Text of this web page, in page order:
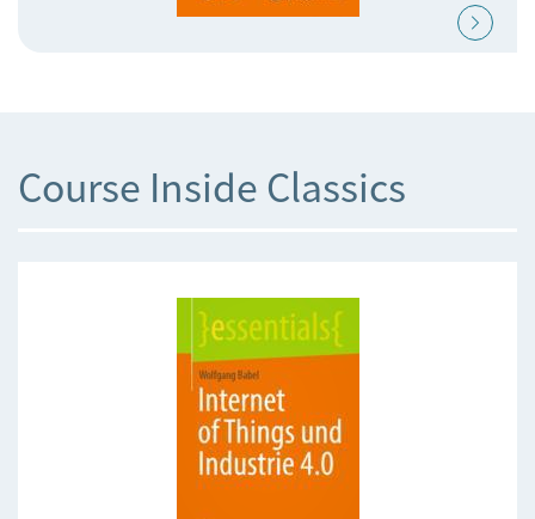
Course Inside Classics